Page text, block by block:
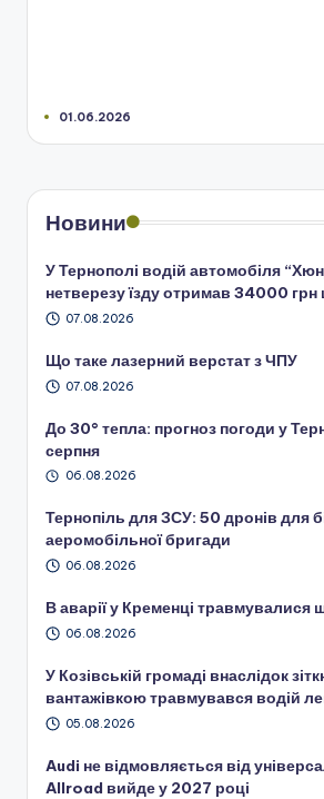
01.06.2026
Новини
У Тернополі водій автомобіля
нетверезу їзду отримав 34000
07.08.2026
Що таке лазерний верстат з ЧПУ
07.08.2026
До 30° тепла: прогноз погоди у
серпня
06.08.2026
Тернопіль для ЗСУ: 50 дронів для
аеромобільної бригади
06.08.2026
В аварії у Кременці
06.08.2026
У Козівській громаді внаслідок
вантажівкою травмувався водій
05.08.2026
Audi не відмовляється від
Allroad вийде у 2027 році